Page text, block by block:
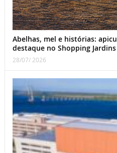
Abelhas, mel e histórias:
destaque no Shopping Jardins
28/07/ 2026